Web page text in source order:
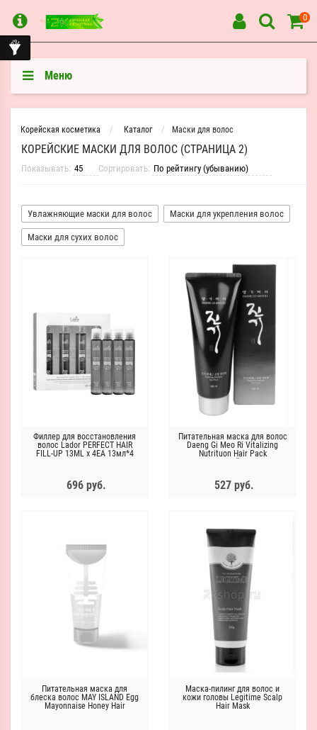
0
Меню
Корейская косметика Каталог Маски для волос
КОРЕЙСКИЕ МАСКИ ДЛЯ ВОЛОС (СТРАНИЦА 2)
Показывать: Сортировать:
Увлажняющие маски для волос Маски для укрепления волос
Маски для сухих волос
Филлер для восстановления
волос Lador PERFECT HAIR
FILL-UP 13ML x 4EA 13мл*4
696 руб.
Питательная маска для волос
Daeng Gi Meo Ri Vitalizing
Nutrituon Hair Pack
527 руб.
Питательная маска для
блеска волос MAY ISLAND Egg
Mayonnaise Honey Hair
Маска-пилинг для волос и
кожи головы Legitime Scalp
Hair Mask